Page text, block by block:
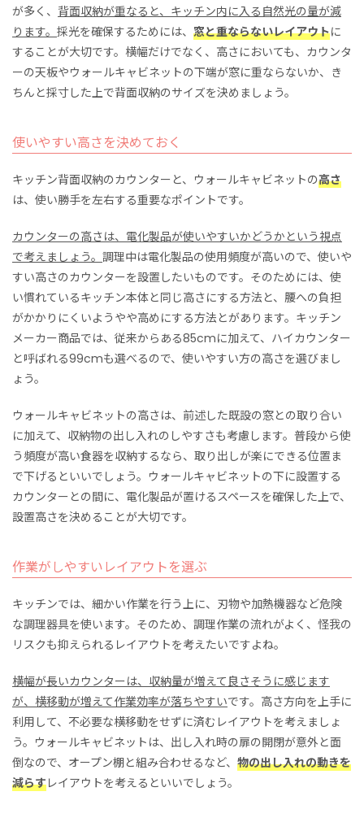
が多く、 背面収納が重なると、キッチン内に入る自然光の量が減
ります。 採光を確保するためには、 窓と重ならないレイアウトに
することが大切です。横幅だけでなく、高さにおいても、カウンタ
ーの天板やウォールキャビネットの下端が窓に重ならないか、き
ちんと採寸した上で背面収納のサイズを決めましょう。
使いやすい高さを決めておく
キッチン背面収納のカウンターと、ウォールキャビネットの高さ
は、使い勝手を左右する重要なポイントです。
カウンターの高さは、電化製品が使いやすいかどうかという視点
で考えましょう。 調理中は電化製品の使用頻度が高いので、使いや
すい高さのカウンターを設置したいものです。そのためには、使
い慣れているキッチン本体と同じ高さにする方法と、腰への負担
がかかりにくいようやや高めにする方法とがあります。キッチン
メーカー商品では、従来からある85cmに加えて、ハイカウンター
と呼ばれる99cmも選べるので、使いやすい方の高さを選びまし
ょう。
ウォールキャビネットの高さは、前述した既設の窓との取り合い
に加えて、収納物の出し入れのしやすさも考慮します。普段から使
う頻度が高い食器を収納するなら、取り出しが楽にできる位置ま
で下げるといいでしょう。ウォールキャビネットの下に設置する
カウンターとの間に、電化製品が置けるスペースを確保した上で、
設置高さを決めることが大切です。
作業がしやすいレイアウトを選ぶ
キッチンでは、細かい作業を行う上に、刃物や加熱機器など危険
な調理器具を使います。そのため、調理作業の流れがよく、怪我の
リスクも抑えられるレイアウトを考えたいですよね。
横幅が長いカウンターは、収納量が増えて良さそうに感じます
が、横移動が増えて作業効率が落ちやすいです。高さ方向を上手に
利用して、不必要な横移動をせずに済むレイアウトを考えましょ
う。ウォールキャビネットは、出し入れ時の扉の開閉が意外と面
倒なので、オープン棚と組み合わせるなど、 物の出し入れの動きを
減らすレイアウトを考えるといいでしょう。